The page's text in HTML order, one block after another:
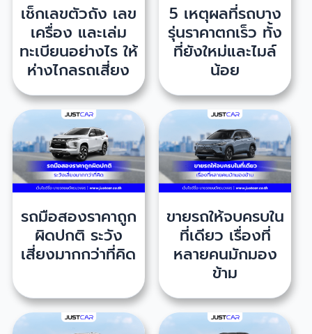
เช็กเลขตัวถัง เลข
เครื่อง และเล่ม
ทะเบียนอย่างไร ให้
ห่างไกลรถเสี่ยง
5 เหตุผลที่รถบาง
รุ่นราคาตกเร็ว ทั้ง
ที่ยังใหม่และไมล์
น้อย
รถมือสองราคาถูก
ผิดปกติ ระวัง
เสี่ยงมากกว่าที่คิด
ขายรถให้จบครบใน
ที่เดียว เรื่องที่
หลายคนมักมอง
ข้าม